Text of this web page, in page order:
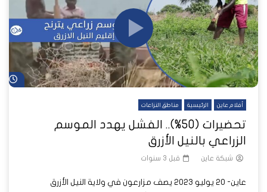
أفلام عاين الرئيسية مناطق النزاعات
تحضيرات (50%).. الفشل يهدد الموسم
الزراعي بالنيل الأزرق
شبكة عاين قبل 3 سنوات
عاين- 20 يوليو 2023 يصف مزارعون في ولاية النيل الأزرق